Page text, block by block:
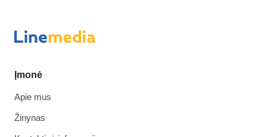
Įmonė
Apie mus
Žinynas